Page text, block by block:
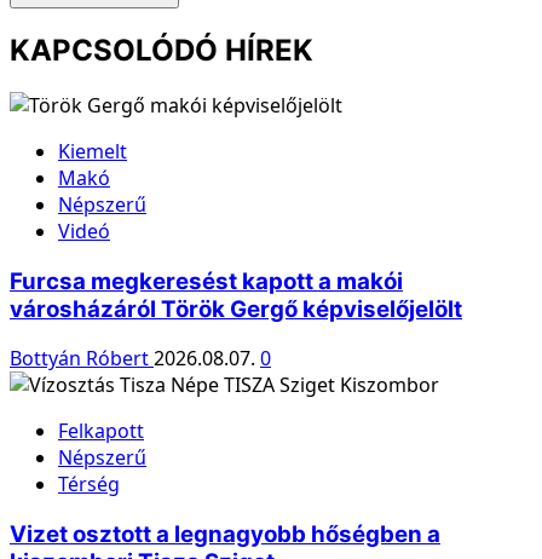
KAPCSOLÓDÓ HÍREK
Kiemelt
Makó
Népszerű
Videó
Furcsa megkeresést kapott a makói
városházáról Török Gergő képviselőjelölt
Bottyán Róbert2026.08.07. 0
Felkapott
Népszerű
Térség
Vizet osztott a legnagyobb hőségben a